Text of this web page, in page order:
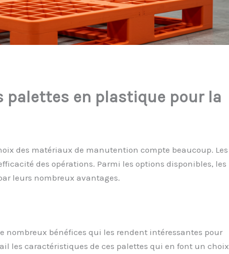
palettes en plastique pour la
des matériaux de manutention compte beaucoup. Les
des opérations. Parmi les options disponibles, les
leurs nombreux avantages.
nombreux bénéfices qui les rendent intéressantes pour
les caractéristiques de ces palettes qui en font un choix